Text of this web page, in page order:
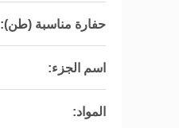
حفارة مناسبة (طن):
اسم الجزء:
المواد: